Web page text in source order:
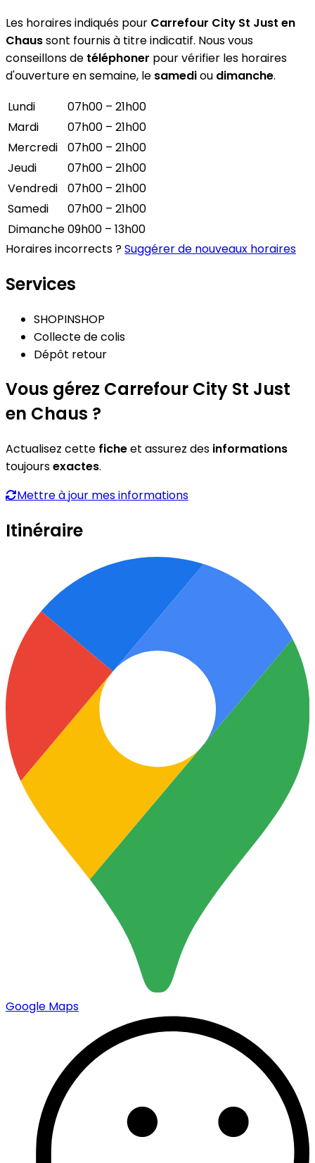
Les horaires indiqués pour Carrefour City St Just en
Chaussont fournis à titre indicatif. Nous vous
conseillons de téléphoner pour vérifier les horaires
d'ouverture en semaine, le samediou dimanche.
Lundi
07h00 – 21h00
Mardi
07h00 – 21h00
Mercredi
07h00 – 21h00
Jeudi
07h00 – 21h00
Vendredi
07h00 – 21h00
Samedi
07h00 – 21h00
Dimanche09h00 – 13h00
Horaires incorrects ?Suggérer de nouveaux horaires
Services
SHOPINSHOP
Collecte de colis
Dépôt retour
Vous gérez Carrefour City St Just
en Chaus ?
Actualisez cette ficheet assurez des informations
toujoursexactes.
Mettre à jour mes informations
Itinéraire
Google Maps